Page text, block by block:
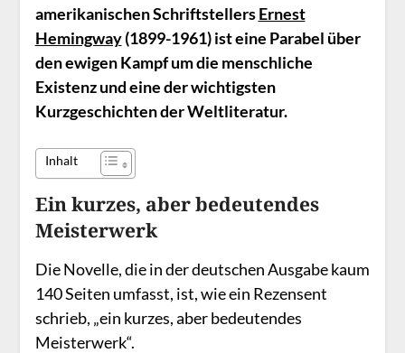
amerikanischen SchriftstellersErnest
Hemingway(1899-1961) ist eine Parabel über
den ewigen Kampf um die menschliche
Existenz und eine der wichtigsten
Kurzgeschichten der Weltliteratur.
Inhalt
Ein kurzes, aber bedeutendes
Meisterwerk
Die Novelle, die in der deutschen Ausgabe kaum
140 Seiten umfasst, ist, wie ein Rezensent
schrieb, „ein kurzes, aber bedeutendes
Meisterwerk“.